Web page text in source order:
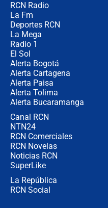
RCN Radio
La Fm
Deportes RCN
La Mega
Radio 1
El Sol
Alerta Bogotá
Alerta Cartagena
Alerta Paisa
Alerta Tolima
Alerta Bucaramanga
Canal RCN
NTN24
RCN Comerciales
RCN Novelas
Noticias RCN
SuperLike
La República
RCN Social